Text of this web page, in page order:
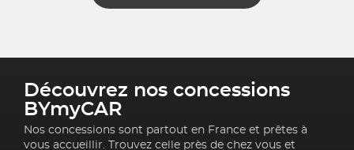
Découvrez nos concessions
BYmyCAR
Nos concessions sont partout en France et prêtes à
vous accueillir. Trouvez celle près de chez vous et